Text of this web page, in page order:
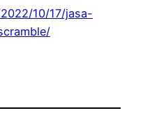
10/17/jasa-